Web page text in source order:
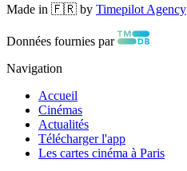
Made in 🇫🇷 by Timepilot Agency
Données fournies par
Navigation
Accueil
Cinémas
Actualités
Télécharger l'app
Les cartes cinéma à Paris